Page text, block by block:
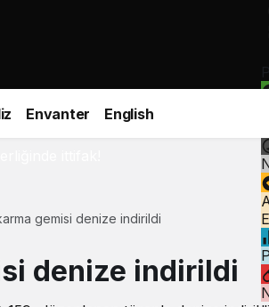
Envanter English
gemisi denize indirildi
denize indirildi